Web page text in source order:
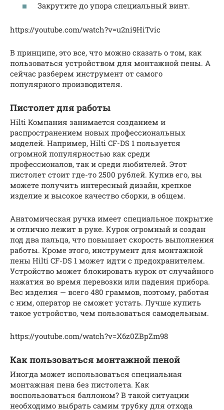
Закрутите до упора специальный винт.
https://youtube.com/watch?v=u2ni9HiTvic
В принципе, это все, что можно сказать о том, как
пользоваться устройством для монтажной пены. А
сейчас разберем инструмент от самого
популярного производителя.
Пистолет для работы
Hilti Компания занимается созданием и
распространением новых профессиональных
моделей. Например, Hilti CF-DS 1 пользуется
огромной популярностью как среди
профессионалов, так и среди любителей. Этот
пистолет стоит где-то 2500 рублей. Купив его, вы
можете получить интересный дизайн, крепкое
изделие и высокое качество сборки, в общем.
Анатомическая ручка имеет специальное покрытие
и отлично лежит в руке. Курок огромный и создан
под два пальца, что повышает скорость выполнения
работы. Кроме этого, инструмент для монтажной
пены Hilti CF-DS 1 может идти с предохранителем.
Устройство может блокировать курок от случайного
нажатия во время перевозки или падения прибора.
Вес изделия — всего 480 граммов, поэтому, работая
с ним, оператор не сможет устать. Лучше купить
такое устройство, чем пользоваться самодельным.
https://youtube.com/watch?v=X6z0ZBpZm98
Как пользоваться монтажной пеной
Иногда может использоваться специальная
монтажная пена без пистолета. Как
воспользоваться баллоном? В такой ситуации
необходимо выбрать самим трубку для отхода